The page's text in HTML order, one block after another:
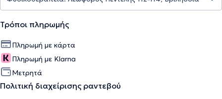
Τρόποι πληρωμής
Πληρωμή με κάρτα
Πληρωμή με Klarna
Μετρητά
Πολιτική διαχείρισης ραντεβού